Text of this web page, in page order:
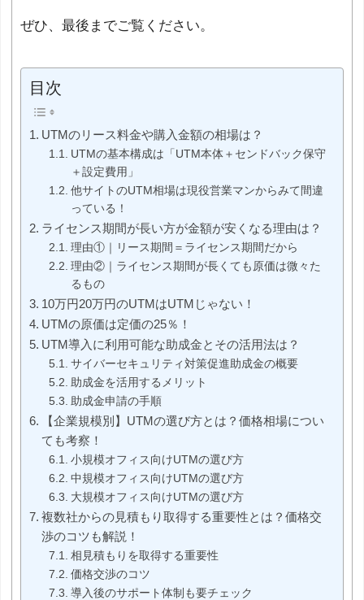
ぜひ、最後までご覧ください。
目次
UTMのリース料金や購入金額の相場は？
UTMの基本構成は「UTM本体＋センドバック保守
＋設定費用」
他サイトのUTM相場は現役営業マンからみて間違
っている！
ライセンス期間が長い方が金額が安くなる理由は？
理由①｜リース期間＝ライセンス期間だから
理由②｜ライセンス期間が長くても原価は微々た
るもの
10万円20万円のUTMはUTMじゃない！
UTMの原価は定価の25％！
UTM導入に利用可能な助成金とその活用法は？
サイバーセキュリティ対策促進助成金の概要
助成金を活用するメリット
助成金申請の手順
【企業規模別】UTMの選び方とは？価格相場につい
ても考察！
小規模オフィス向けUTMの選び方
中規模オフィス向けUTMの選び方
大規模オフィス向けUTMの選び方
複数社からの見積もり取得する重要性とは？価格交
渉のコツも解説！
相見積もりを取得する重要性
価格交渉のコツ
導入後のサポート体制も要チェック